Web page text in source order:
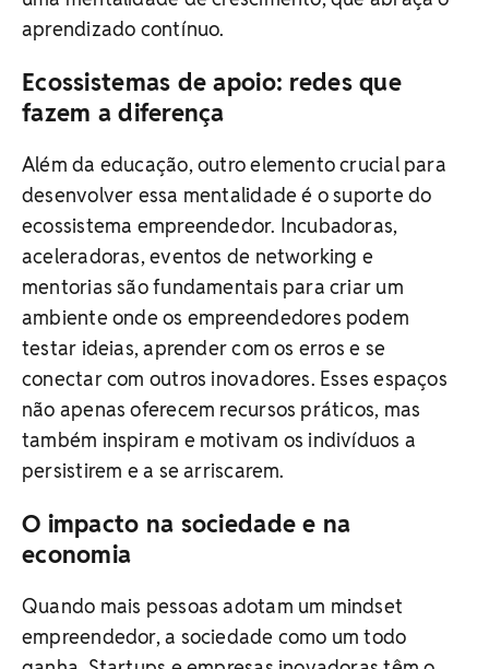
aprendizado contínuo.
Ecossistemas de apoio: redes que
fazem a diferença
Além da educação, outro elemento crucial para
desenvolver essa mentalidade é o suporte do
ecossistema empreendedor. Incubadoras,
aceleradoras, eventos de networking e
mentorias são fundamentais para criar um
ambiente onde os empreendedores podem
testar ideias, aprender com os erros e se
conectar com outros inovadores. Esses espaços
não apenas oferecem recursos práticos, mas
também inspiram e motivam os indivíduos a
persistirem e a se arriscarem.
O impacto na sociedade e na
economia
Quando mais pessoas adotam um mindset
empreendedor, a sociedade como um todo